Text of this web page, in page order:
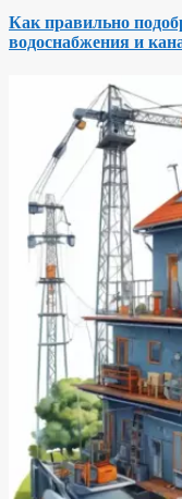
Как правильно
водоснабжения и